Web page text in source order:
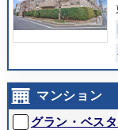
マンション
グラン・ベス